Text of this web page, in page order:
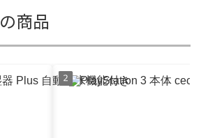
商品